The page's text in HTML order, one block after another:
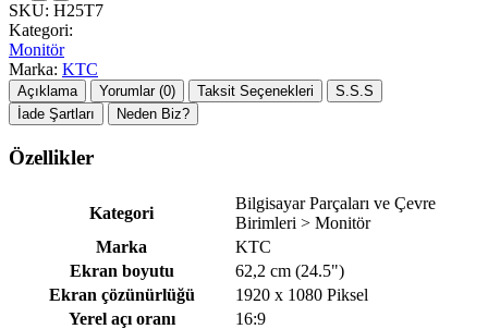
SKU: H25T7
Kategori:
Monitör
Marka: KTC
Açıklama Yorumlar (0) Taksit Seçenekleri
S.S.S
İade Şartları
Neden Biz?
Özellikler
Kategori
Bilgisayar Parçaları ve Çevre
Birimleri > Monitör
Marka
KTC
Ekran boyutu
62,2 cm (24.5")
Ekran çözünürlüğü
1920 x 1080 Piksel
Yerel açı oranı
16:9